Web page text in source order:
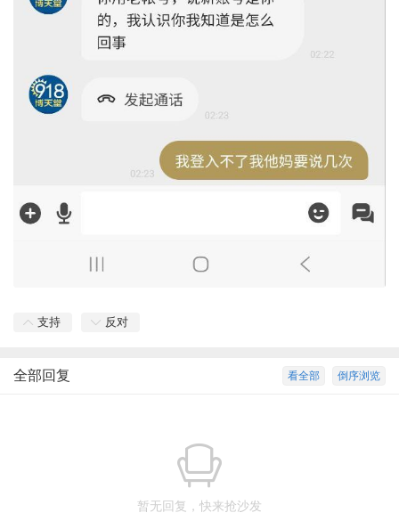
支持 反对
倒序浏览
看全部
全部回复
暂无回复，快来抢沙发